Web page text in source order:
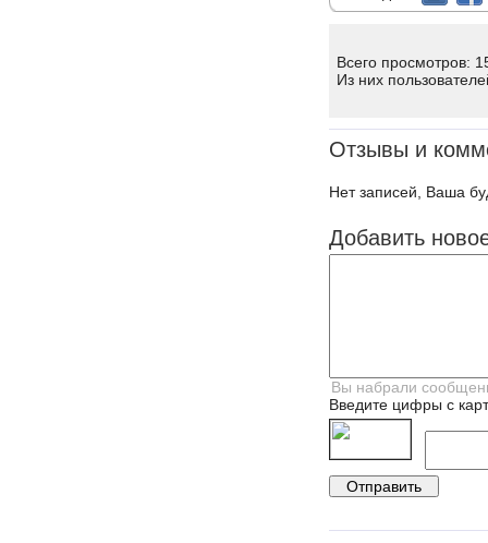
Всего просмотров:
Из них
Отзывы и
Нет записей, Ваша
Добавить
Введите цифры с